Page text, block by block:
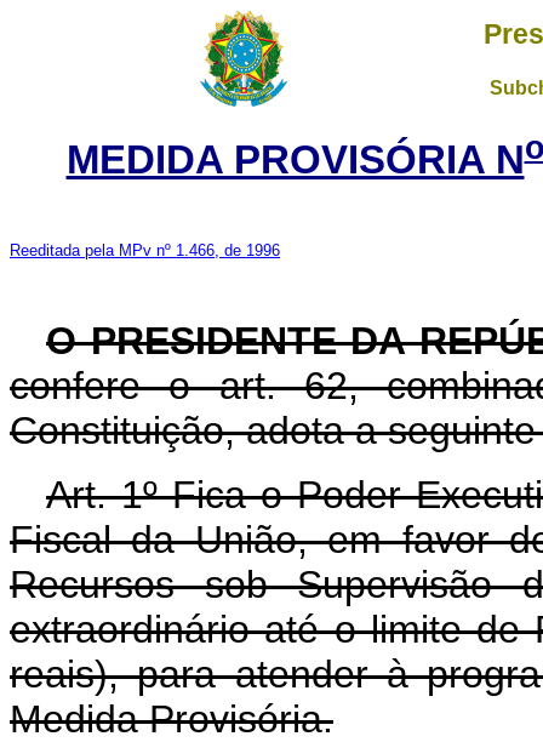
MEDIDA PROVISÓRIA N
Reeditada pela MPv nº 1.466, de 1996
O PRESIDENTE DA
confere o art. 62,
Constituição, adota a
Art. 1º Fica o Poder
Fiscal da União, em favor
Recursos sob Supervisão
extraordinário até o limite de
reais), para atender à
Medida Provisória.